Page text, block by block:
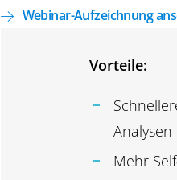
Webinar-Aufzeichnung
Vorteile:
Mehr